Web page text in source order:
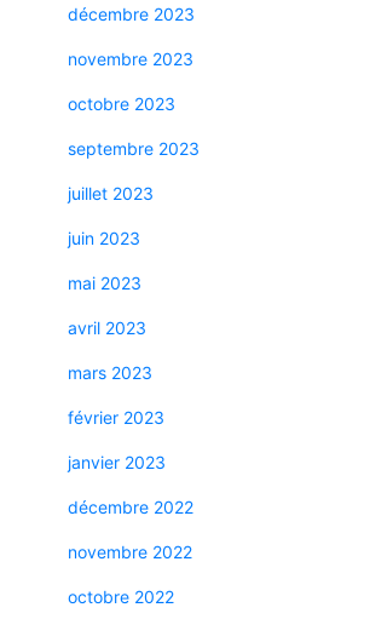
décembre 2023
novembre 2023
octobre 2023
septembre 2023
juillet 2023
juin 2023
mai 2023
avril 2023
mars 2023
février 2023
janvier 2023
décembre 2022
novembre 2022
octobre 2022